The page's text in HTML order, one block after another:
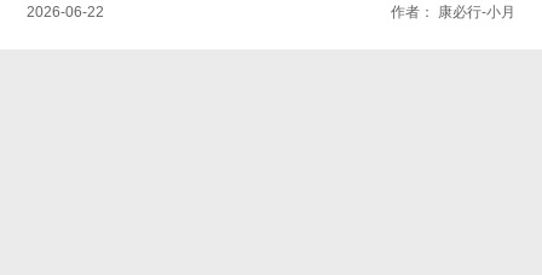
2026-06-22 作者： 康必行-小月